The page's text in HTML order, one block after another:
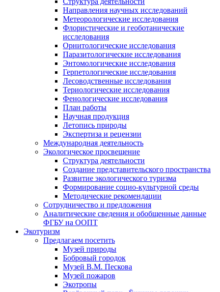
Направления научных исследований
Метеорологические исследования
Флористические и геоботанические
исследования
Орнитологические исследования
Паразитологические исследования
Энтомологические исследования
Герпетологические исследования
Лесоводственные исследования
Териологические исследования
Фенологические исследования
План работы
Научная продукция
Летопись природы
Экспертиза и рецензии
Международная деятельность
Экологическое просвещение
Структура деятельности
Создание представительского пространства
Развитие экологического туризма
Формирование социо-культурной среды
Методические рекомендации
Сотрудничество и предложения
Аналитические сведения и обобщенные данные
ФГБУ на ООПТ
Экотуризм
Предлагаем посетить
Музей природы
Бобровый городок
Музей В.М. Пескова
Музей пожаров
Экотропы